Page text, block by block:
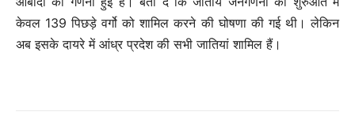
केवल 139 पिछड़े वर्गो को शामिल करने की घोषणा की गई थी। लेकिन
अब इसके दायरे में आंध्र प्रदेश की सभी जातियां शामिल हैं।